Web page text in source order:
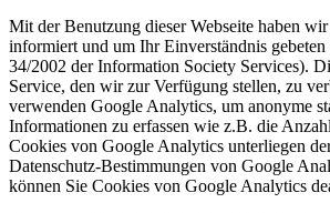
Mit der Benutzung dieser Webseite haben
informiert und um Ihr Einverständnis
34/2002 der Information Society Services).
Service, den wir zur Verfügung stellen, zu
verwenden Google Analytics, um anonyme
Informationen zu erfassen wie z.B. die
Cookies von Google Analytics unterliegen
Datenschutz-Bestimmungen von Google
können Sie Cookies von Google Analytics